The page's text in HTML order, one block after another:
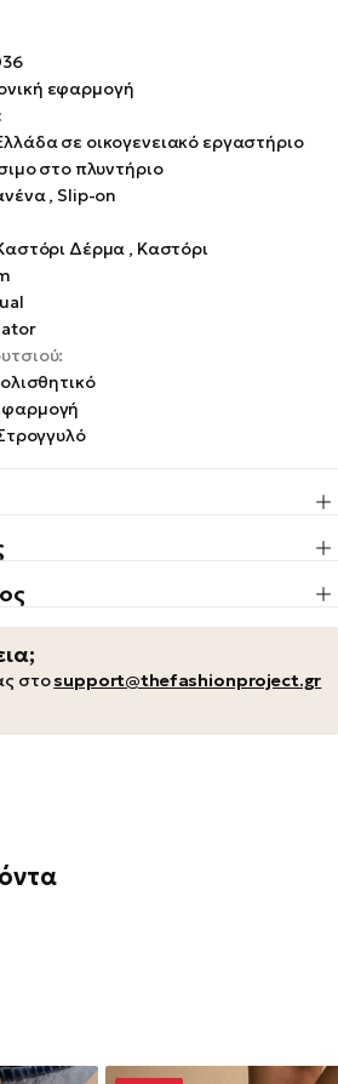
εφαρμογή
σε οικογενειακό εργαστήριο
στο πλυντήριο
, Slip-on
Δέρμα , Καστόρι
στοsupport@thefashionproject.gr